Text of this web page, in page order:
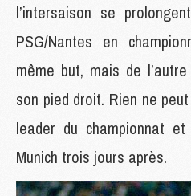
l’intersaison se
PSG/Nantes en
même but, mais de
son pied droit. Rien ne
leader du championnat
Munich trois jours après.